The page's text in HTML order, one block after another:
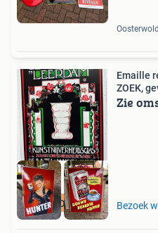
GEZOCHT
Emaille
ZOEK,
Zie
Bezoek